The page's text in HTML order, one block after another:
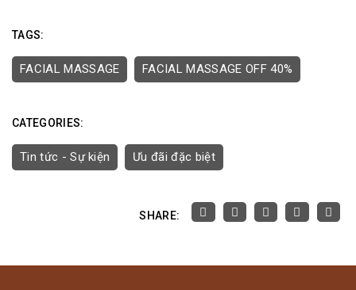
TAGS:
FACIAL MASSAGE FACIAL MASSAGE OFF 40%
CATEGORIES:
Tin tức - Sự kiện Ưu đãi đặc biệt
SHARE: